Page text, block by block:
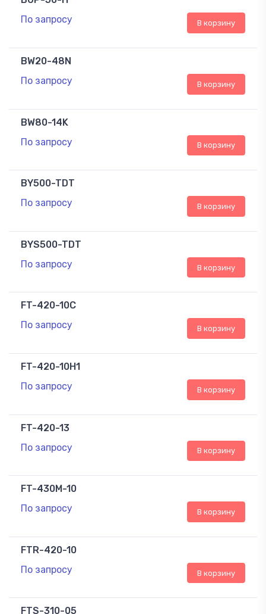
По запросу
В корзину
BW20-48N
По запросу
В корзину
BW80-14K
По запросу
В корзину
BY500-TDT
По запросу
В корзину
BYS500-TDT
По запросу
В корзину
FT-420-10C
По запросу
В корзину
FT-420-10H1
По запросу
В корзину
FT-420-13
По запросу
В корзину
FT-430M-10
По запросу
В корзину
FTR-420-10
По запросу
В корзину
FTS-310-05